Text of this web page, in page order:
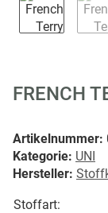
FRENCH
Artikelnummer:
Kategorie: UNI
Hersteller:
Stoffart: